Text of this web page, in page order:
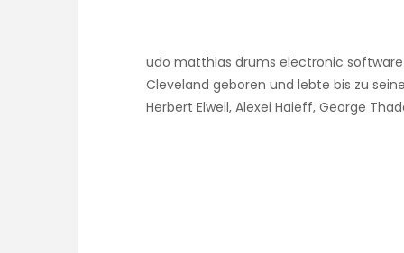
udo matthias drums electronic software
Cleveland geboren und lebte bis zu
Herbert Elwell, Alexei Haieff, George